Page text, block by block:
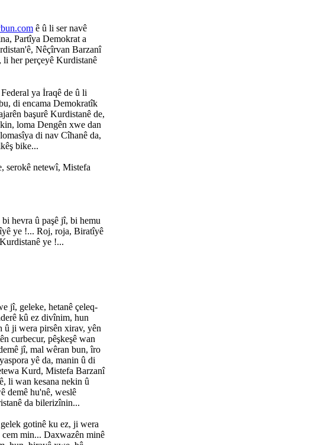
ê û li ser navê
Partîya Demokrat a
Nêçîrvan Barzanî
her perçeyê Kurdistanê
ya İraqê de û li
di encama Demokratîk
başurê Kurdistanê de,
loma Dengên xwe dan
di nav Cîhanê da,
bike...
serokê netewî, Mistefa
hevra û paşê jî, bi hemu
ye !... Roj, roja, Biratîyê
ye !...
jî, geleke, hetanê çeleq-
kû ez divînim, hun
û ji wera pirsên xirav, yên
curbecur, pêşkeşê wan
jî, mal wêran bun, îro
yê da, manin û di
Kurd, Mistefa Barzanî
li wan kesana nekin û
demê hu'nê, weslê
da bilerizînin...
gotinê ku ez, ji wera
min... Daxwazên minê